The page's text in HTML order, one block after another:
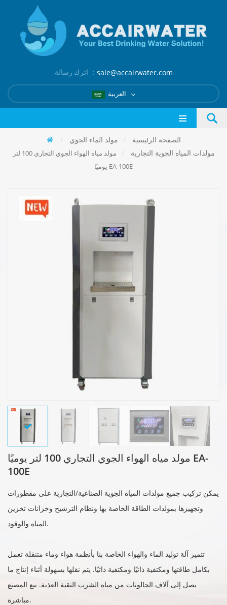
اترك رسالة ： sale@accairwater.com
الصفحة الرئيسية / مولد الماء الجوي
/
مولدات المياه الجوية التجارية
/
مولد مياه الهواء الجوي التجاري 100 لتر
يوميًا EA-100E
مولد مياه الهواء الجوي التجاري 100 لتر يوميًا EA-
100E
يمكن تركيب جميع مولدات المياه الجوية الصناعية/التجارية على مقطورات
وتجهيزها بمولدات الطاقة الخاصة بها ونظام الترشيح وخزانات تخزين
المياه والوقود.
تتميز آلة توليد الماء والهواء الخاصة بنا بأنظمة هواء وماء متنقلة تعمل
بكامل طاقتها ومكتفية ذاتيًا ومكتفية ذاتيًا. يتم نقلها بسهولة أثناء إنتاج ما
يصل إلى آلاف الجالونات من مياه الشرب النقية العذبة. بيع المصنع
مباشرة.